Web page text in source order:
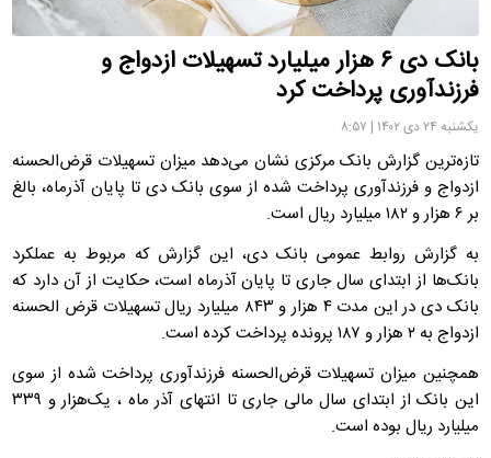
بانک دی ۶ هزار میلیارد تسهیلات ازدواج و
فرزندآوری پرداخت کرد
یکشنبه ۲۴ دی ۱۴۰۲ | ۸:۵۷
تازه‌ترین گزارش بانک مرکزی نشان می‌دهد میزان تسهیلات قرض‌الحسنه
ازدواج و فرزندآوری پرداخت شده از سوی بانک دی تا پایان آذرماه، بالغ
بر ۶ هزار و ۱۸۲ میلیارد ریال است.
به گزارش روابط عمومی بانک دی، این گزارش که مربوط به عملکرد
بانک‌ها از ابتدای سال جاری تا پایان آذرماه است، حکایت از آن دارد که
بانک دی در این مدت ۴ هزار و ۸۴۳ میلیارد ریال تسهیلات قرض الحسنه
ازدواج به ۲ هزار و ۱۸۷ پرونده پرداخت کرده است.
همچنین میزان تسهیلات قرض‌الحسنه فرزندآوری پرداخت شده از سوی
این بانک از ابتدای سال مالی جاری تا انتهای آذر ماه ، یک‌هزار و ۳۳۹
میلیارد ریال بوده است.